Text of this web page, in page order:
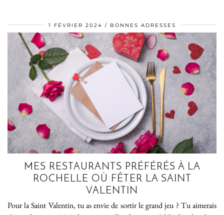
1 FÉVRIER 2024 BONNES ADRESSES
MES RESTAURANTS PRÉFÉRÉS À LA
ROCHELLE OÙ FÊTER LA SAINT
VALENTIN
Pour la Saint Valentin, tu as envie de sortir le grand jeu ? Tu aimerais